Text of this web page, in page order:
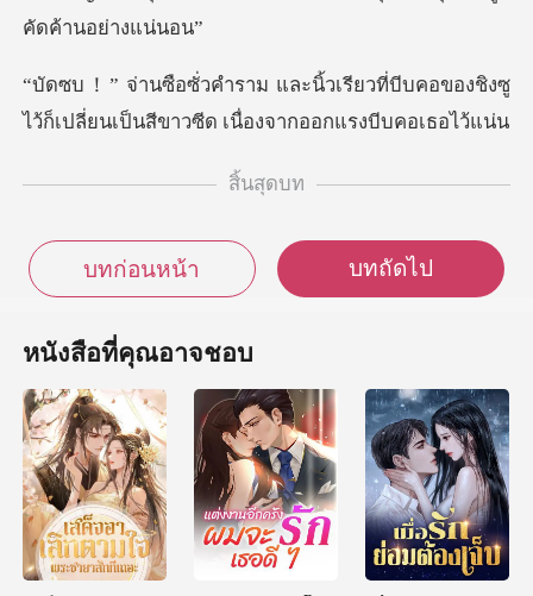
ยวที่บีบคอของชิงซู
ไว้ก็เปลี่ยนเป็นสี
สิ้นสุดบท
บทก่อนหน้า บทถัดไป
หนังสือที่คุณอาจชอบ